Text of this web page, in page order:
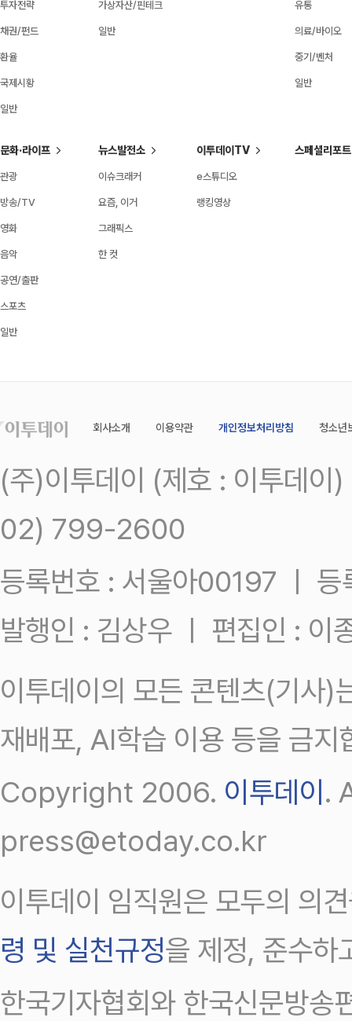
투자전략
채권/펀드
환율
국제시황
일반
가상자산/핀테크
일반
유통
의료/바이오
중기/벤처
일반
문화·라이프
관광
방송/TV
영화
음악
공연/출판
스포츠
일반
뉴스발전소
이슈크래커
요즘, 이거
그래픽스
한 컷
이투데이TV
e스튜디오
랭킹영상
스페셜리포트
회사소개 이용약관 개인정보처리방침 청소년
(주)이투데이 (제호 : 이투데
02) 799-2600
등록번호 : 서울아00197 ㅣ
발행인 : 김상우 ㅣ 편집인 : 이
이투데이의 모든 콘텐츠(기사)
재배포, AI학습 이용 등을 금지
Copyright 2006. 이투데이.
press@etoday.co.kr
이투데이 임직원은 모두의 의
령 및 실천규정을 제정, 준수하
한국기자협회와 한국신문방송